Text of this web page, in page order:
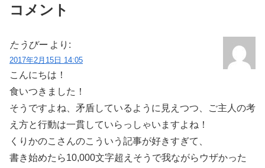
コメント
たうびー より:
2017年2月15日 14:05
こんにちは！
食いつきました！
そうですよね、矛盾しているように見えつつ、ご主人の考
え方と行動は一貫していらっしゃいますよね！
くりかのこさんのこういう記事が好きすぎて、
書き始めたら10,000文字超えそうで我ながらウザかった